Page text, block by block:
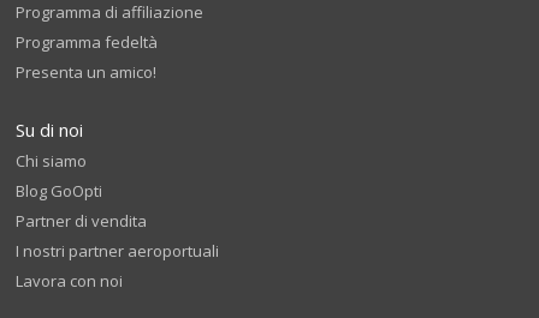
Programma di affiliazione
Programma fedeltà
Presenta un amico!
Su di noi
Chi siamo
Blog GoOpti
Partner di vendita
I nostri partner aeroportuali
Lavora con noi